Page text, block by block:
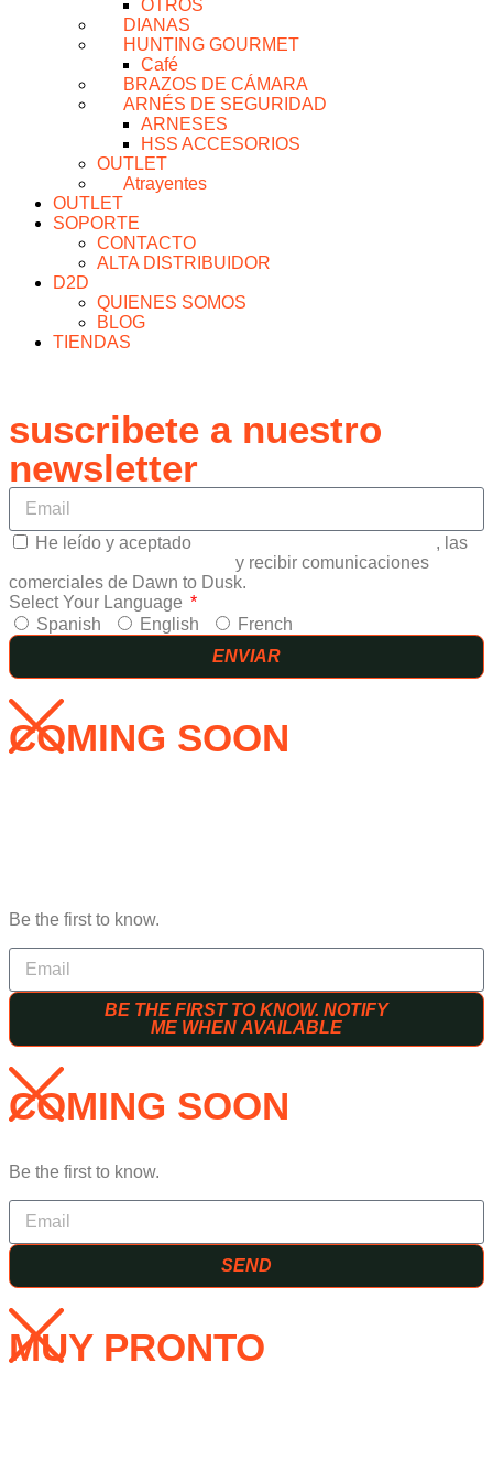
OTROS
DIANAS
HUNTING GOURMET
Café
BRAZOS DE CÁMARA
ARNÉS DE SEGURIDAD
ARNESES
HSS ACCESORIOS
OUTLET
Atrayentes
OUTLET
SOPORTE
CONTACTO
ALTA DISTRIBUIDOR
D2D
QUIENES SOMOS
BLOG
TIENDAS
suscribete a nuestro
newsletter
He leído y aceptado
, las
y recibir comunicaciones
comerciales de Dawn to Dusk.
Select Your Language
Spanish
English
French
ENVIAR
COMING SOON
Be the first to know.
BE THE FIRST TO KNOW. NOTIFY
ME WHEN AVAILABLE
COMING SOON
Be the first to know.
SEND
MUY PRONTO